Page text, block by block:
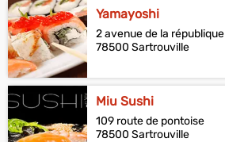
Yamayoshi
2 avenue de la république
78500 Sartrouville
Miu Sushi
109 route de pontoise
78500 Sartrouville